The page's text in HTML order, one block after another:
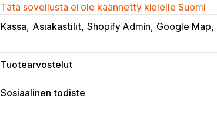
Tätä sovellusta ei ole käännetty kielelle Suomi
Kassa Asiakastilit Shopify Admin Google Map
Tuotearvostelut
Näyttövaihtoehdot
Sosiaalinen todiste